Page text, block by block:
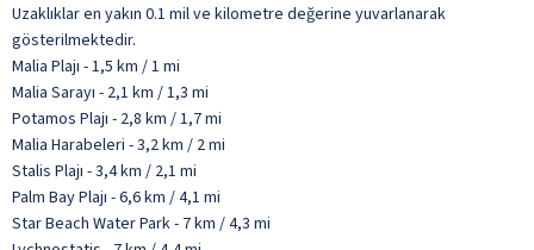
Uzaklıklar en yakın 0.1 mil ve kilometre değerine yuvarlanarak
gösterilmektedir.
Malia Plajı - 1,5 km / 1 mi
Malia Sarayı - 2,1 km / 1,3 mi
Potamos Plajı - 2,8 km / 1,7 mi
Malia Harabeleri - 3,2 km / 2 mi
Stalis Plajı - 3,4 km / 2,1 mi
Palm Bay Plajı - 6,6 km / 4,1 mi
Star Beach Water Park - 7 km / 4,3 mi